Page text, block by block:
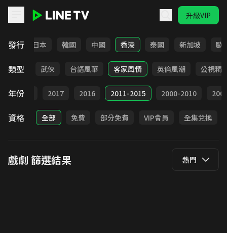
升級VIP
發行
台灣 日本 韓國 中國 香港 泰國 新加坡 歐
類型
時代 武俠 台語風華 客家風情 英倫風潮 公視精
年份
2018 2017 2016 2011-2015 2000-2010
資格 全部 免費 部分免費 VIP會員 全集兌換
戲劇 篩選結果 熱門